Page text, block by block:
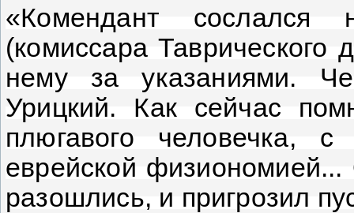
«Комендант сослался
(комиссара
нему за указаниями.
Урицкий. Как сейчас
плюгавого человечка,
еврейской
разошлись, и пригрозил